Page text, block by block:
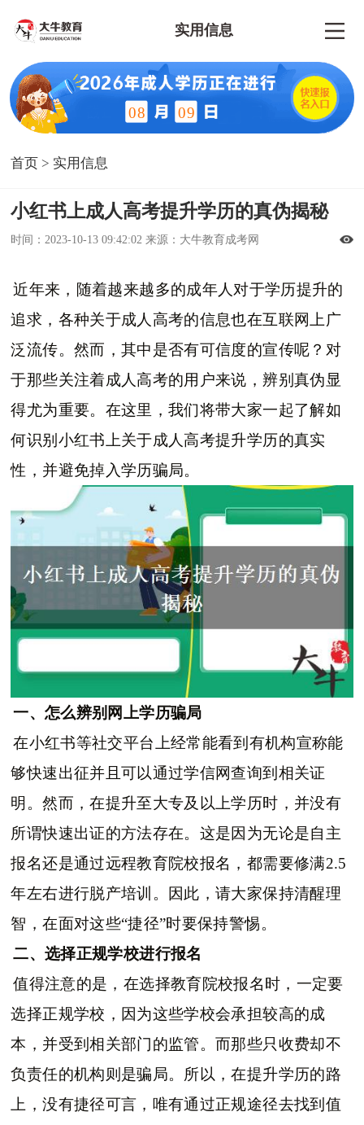
实用信息
08 09
首页 > 实用信息
小红书上成人高考提升学历的真伪揭秘
时间：2023-10-13 09:42:02 来源：大牛教育成考网
近年来，随着越来越多的成年人对于学历提升的
追求，各种关于成人高考的信息也在互联网上广
泛流传。然而，其中是否有可信度的宣传呢？对
于那些关注着成人高考的用户来说，辨别真伪显
得尤为重要。在这里，我们将带大家一起了解如
何识别小红书上关于成人高考提升学历的真实
性，并避免掉入学历骗局。
一、怎么辨别网上学历骗局
在小红书等社交平台上经常能看到有机构宣称能
够快速出征并且可以通过学信网查询到相关证
明。然而，在提升至大专及以上学历时，并没有
所谓快速出证的方法存在。这是因为无论是自主
报名还是通过远程教育院校报名，都需要修满2.5
年左右进行脱产培训。因此，请大家保持清醒理
智，在面对这些“捷径”时要保持警惕。
二、选择正规学校进行报名
值得注意的是，在选择教育院校报名时，一定要
选择正规学校，因为这些学校会承担较高的成
本，并受到相关部门的监管。而那些只收费却不
负责任的机构则是骗局。所以，在提升学历的路
上，没有捷径可言，唯有通过正规途径去找到值